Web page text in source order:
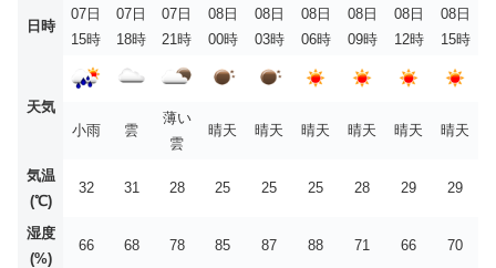
日時
07日
15時
07日
18時
07日
21時
08日
00時
08日
03時
08日
06時
08日
09時
08日
12時
08日
15時
天気
小雨
雲
薄い
雲
晴天 晴天 晴天 晴天 晴天 晴天
気温
(℃)
32 31 28 25 25 25 28 29 29
湿度
(%)
66 68 78 85 87 88 71 66 70